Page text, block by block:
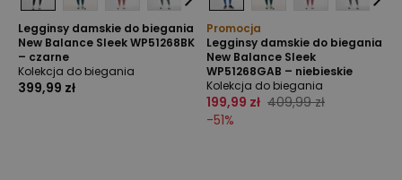
Legginsy damskie do biegania
New Balance Sleek WP51268BK
– czarne
Kolekcja do biegania
399,99 zł
Promocja
Legginsy damskie do biegania
New Balance Sleek
WP51268GAB – niebieskie
Kolekcja do biegania
199,99 zł 409,99 zł
-51%